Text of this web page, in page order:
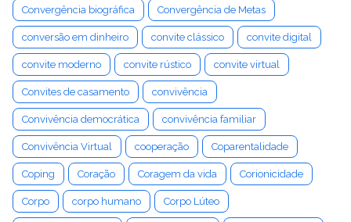
Convergência biográfica Convergência de Metas
conversão em dinheiro convite clássico convite digital
convite moderno convite rústico convite virtual
Convites de casamento convivência
Convivência democrática convivência familiar
Convivência Virtual cooperação Coparentalidade
Coping Coração Coragem da vida Corionicidade
Corpo corpo humano Corpo Lúteo